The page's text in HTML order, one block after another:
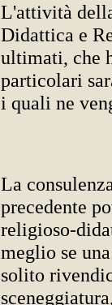
L'attività
Didattica e
ultimati, che
particolari
i quali ne
La
precedente
religioso-
meglio se
solito